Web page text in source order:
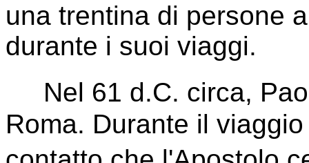
una trentina di persone
durante i suoi viaggi.
Nel 61 d.C. circa,
Roma. Durante il